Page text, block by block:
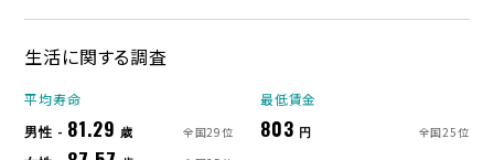
生活に関する調査
平均寿命
男性 - 81.29 歳 全国29位
最低賃金
803 円 全国25位